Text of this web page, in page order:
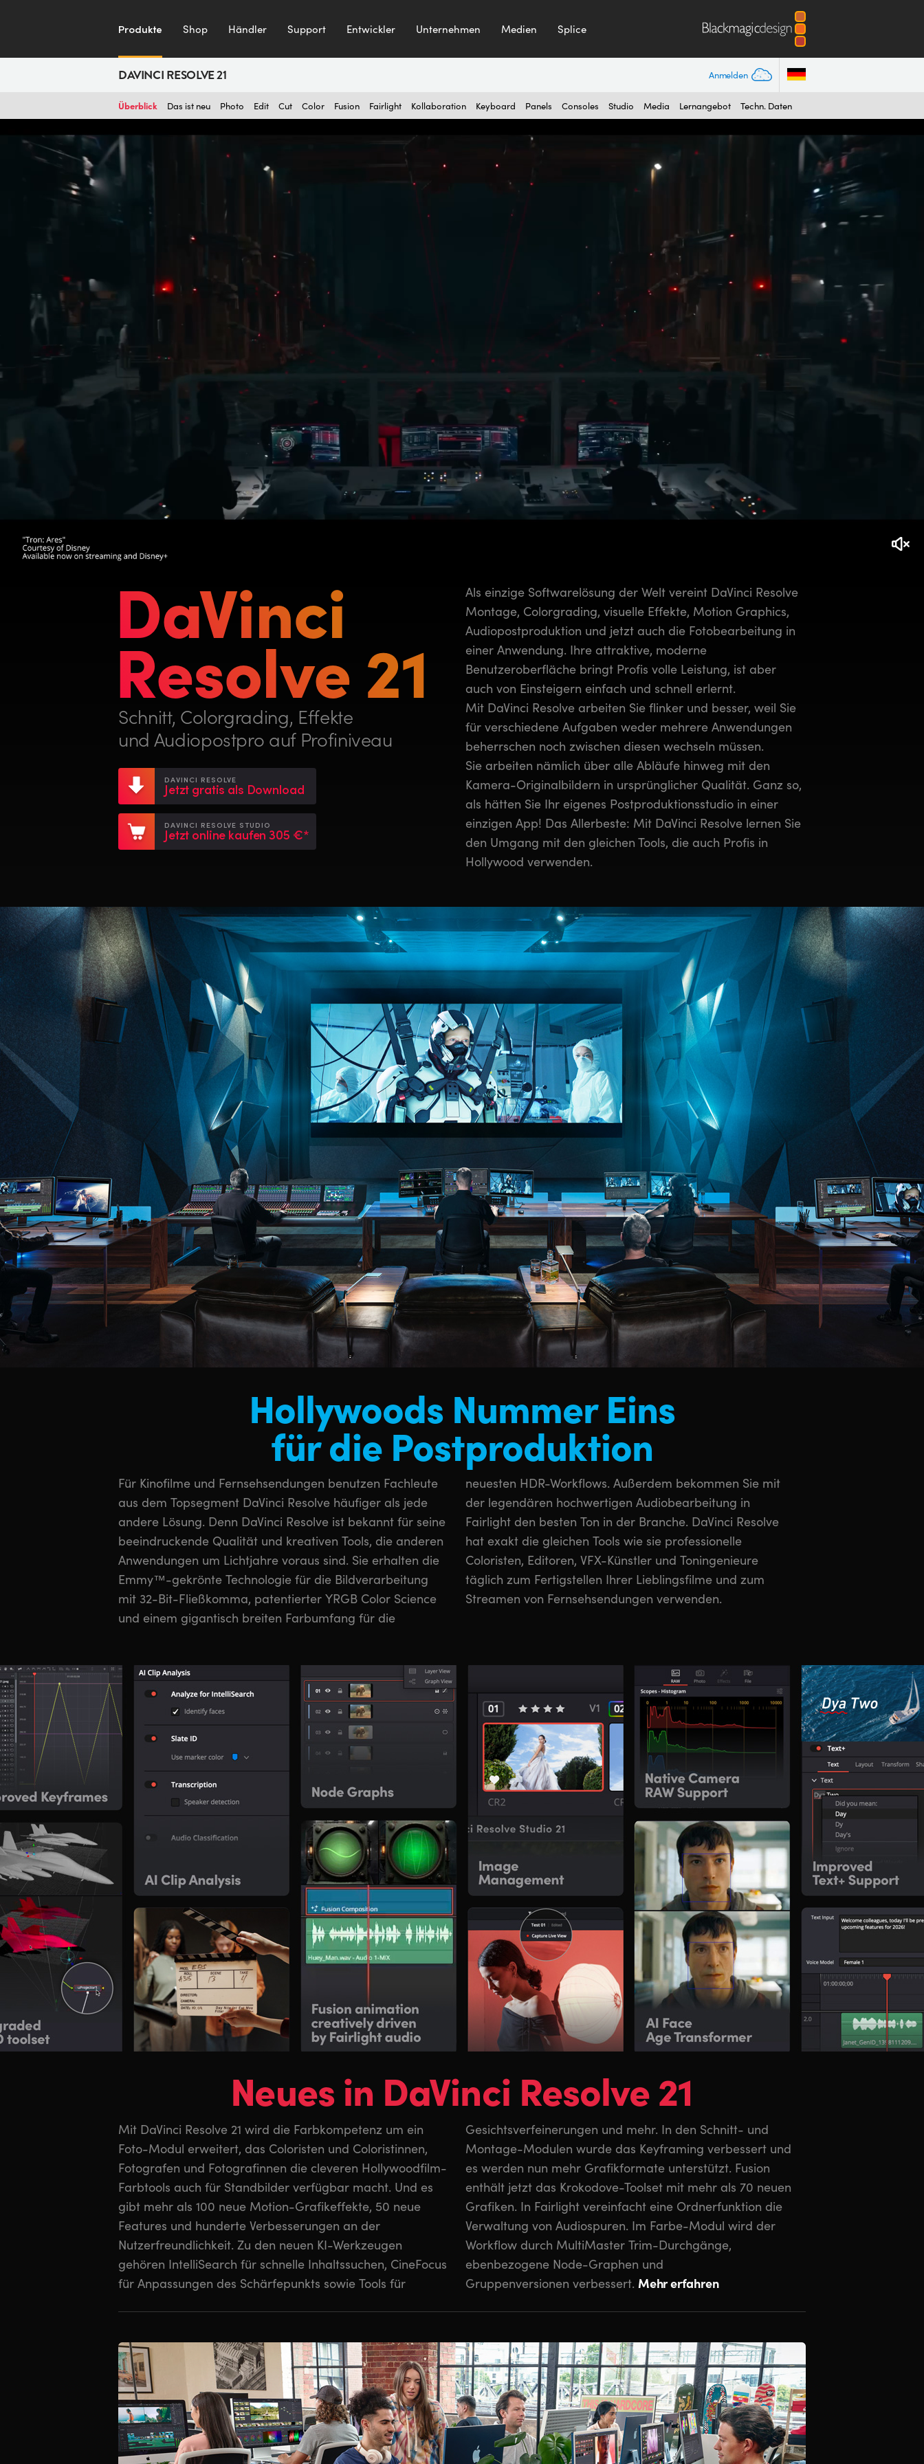
Produkte Shop Händler Support Entwickler Unternehmen Medien Splice
DAVINCI RESOLVE 21 Anmelden
Überblick Das ist neu Photo Edit Cut Color Fusion Fairlight Kollaboration Keyboard Panels Consoles Studio Media Lernangebot Techn. Daten
DaVinci
Resolve 21
Schnitt, Colorgrading, Effekte
und Audiopostpro auf Profiniveau
DAVINCI RESOLVE
Jetzt gratis als Download
DAVINCI RESOLVE STUDIO
Jetzt online kaufen 305 €*
Als einzige Softwarelösung der Welt vereint DaVinci Resolve
Montage, Colorgrading, visuelle Effekte, Motion Graphics,
Audiopostproduktion und jetzt auch die Fotobearbeitung in
einer Anwendung. Ihre attraktive, moderne
Benutzeroberfläche bringt Profis volle Leistung, ist aber
auch von Einsteigern einfach und schnell erlernt.
Mit DaVinci Resolve arbeiten Sie flinker und besser, weil Sie
für verschiedene Aufgaben weder mehrere Anwendungen
beherrschen noch zwischen diesen wechseln müssen.
Sie arbeiten nämlich über alle Abläufe hinweg mit den
Kamera-Originalbildern in ursprünglicher Qualität. Ganz so,
als hätten Sie Ihr eigenes Postproduktionsstudio in einer
einzigen App! Das Allerbeste: Mit DaVinci Resolve lernen Sie
den Umgang mit den gleichen Tools, die auch Profis in
Hollywood verwenden.
Hollywoods Nummer Eins
für die Postproduktion
Für Kinofilme und Fernsehsendungen benutzen Fachleute
aus dem Topsegment DaVinci Resolve häufiger als jede
andere Lösung. Denn DaVinci Resolve ist bekannt für seine
beeindruckende Qualität und kreativen Tools, die anderen
Anwendungen um Lichtjahre voraus sind. Sie erhalten die
Emmy™-gekrönte Technologie für die Bildverarbeitung
mit 32-Bit-Fließkomma, patentierter YRGB Color Science
und einem gigantisch breiten Farbumfang für die
neuesten HDR-Workflows. Außerdem bekommen Sie mit
der legendären hochwertigen Audiobearbeitung in
Fairlight den besten Ton in der Branche. DaVinci Resolve
hat exakt die gleichen Tools wie sie professionelle
Coloristen, Editoren, VFX-Künstler und Toningenieure
täglich zum Fertigstellen Ihrer Lieblingsfilme und zum
Streamen von Fernsehsendungen verwenden.
Neues in DaVinci Resolve 21
Mit DaVinci Resolve 21 wird die Farbkompetenz um ein
Foto-Modul erweitert, das Coloristen und Coloristinnen,
Fotografen und Fotografinnen die cleveren Hollywoodfilm-
Farbtools auch für Standbilder verfügbar macht. Und es
gibt mehr als 100 neue Motion-Grafikeffekte, 50 neue
Features und hunderte Verbesserungen an der
Nutzerfreundlichkeit. Zu den neuen KI-Werkzeugen
gehören IntelliSearch für schnelle Inhaltssuchen, CineFocus
für Anpassungen des Schärfepunkts sowie Tools für
Gesichtsverfeinerungen und mehr. In den Schnitt- und
Montage-Modulen wurde das Keyframing verbessert und
es werden nun mehr Grafikformate unterstützt. Fusion
enthält jetzt das Krokodove-Toolset mit mehr als 70 neuen
Grafiken. In Fairlight vereinfacht eine Ordnerfunktion die
Verwaltung von Audiospuren. Im Farbe-Modul wird der
Workflow durch MultiMaster Trim-Durchgänge,
ebenbezogene Node-Graphen und
Gruppenversionen verbessert. Mehr erfahren